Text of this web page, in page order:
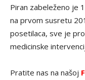
Piran zabeleženo je
na prvom susretu
posetilaca, sve je
medicinske
Pratite nas na našoj